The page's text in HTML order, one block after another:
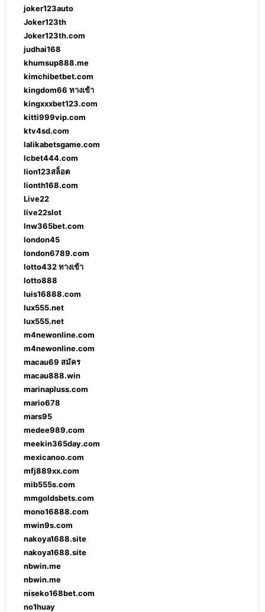
joker123auto
Joker123th
Joker123th.com
judhai168
khumsup888.me
kimchibetbet.com
kingdom66 ทางเข้า
kingxxxbet123.com
kitti999vip.com
ktv4sd.com
lalikabetsgame.com
lcbet444.com
lion123สล็อต
lionth168.com
Live22
live22slot
lnw365bet.com
london45
london6789.com
lotto432 ทางเข้า
lotto888
luis16888.com
lux555.net
lux555.net
m4newonline.com
m4newonline.com
macau69 สมัคร
macau888.win
marinapluss.com
mario678
mars95
medee989.com
meekin365day.com
mexicanoo.com
mfj889xx.com
mib555s.com
mmgoldsbets.com
mono16888.com
mwin9s.com
nakoya1688.site
nakoya1688.site
nbwin.me
nbwin.me
niseko168bet.com
no1huay